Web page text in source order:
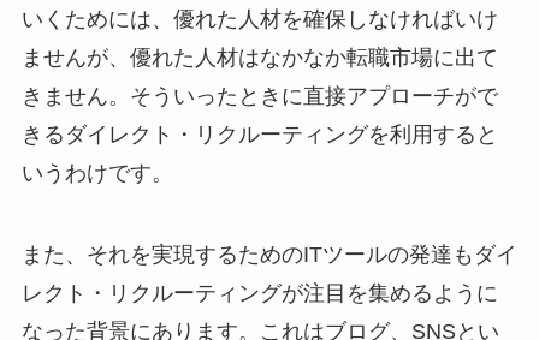
いくためには、優れた人材を確保しなければいけ
ませんが、優れた人材はなかなか転職市場に出て
きません。そういったときに直接アプローチがで
きるダイレクト・リクルーティングを利用すると
いうわけです。
また、それを実現するためのITツールの発達もダイ
レクト・リクルーティングが注目を集めるように
なった背景にあります。これはブログ、SNSとい